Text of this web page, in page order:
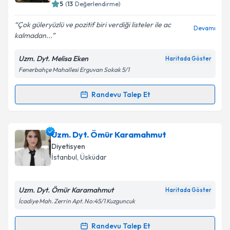
E-posta Adresiniz
Kişisel verilerimin işlenmesine ilişkin
Metni'ni okudum ve kişisel verilerimin belirtilen
kapsamda işlenmesini kabul ediyorum.
5 (13 Değerlendirme)
Çok güleryüzlü ve pozitif biri verdiği listeler ile ac
kalmadan...
Devamı
Uzm. Dyt. Melisa Eken Haritada Göster
Fenerbahçe Mahallesi Erguvan Sokak 5/1
Randevu Talep Et
Randevu Takvimi Talebi
Uzm. Dyt. Melisa Eken için randevu takvimi talebi
oluşturun. Size bu uzmandan randevu almanız için bir
takvim hazırlandığında e-posta ile bilgilendireceğiz.
Kişisel verilerimin işlenmesine ilişkin
Uzm. Dyt. Ömür Karamahmut
Diyetisyen
İstanbul, Üsküdar
Uzm. Dyt. Ömür Karamahmut Haritada Göster
İcadiye Mah. Zerrin Apt. No:45/1 Kuzguncuk
Randevu Talep Et